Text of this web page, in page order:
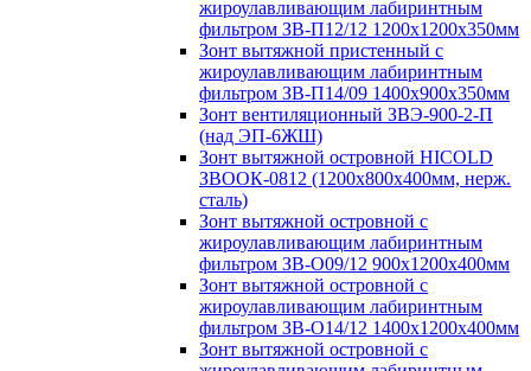
жироулавливающим лабиринтным
фильтром ЗВ-П12/12 1200х1200х350мм
Зонт вытяжной пристенный с
жироулавливающим лабиринтным
фильтром ЗВ-П14/09 1400х900х350мм
Зонт вентиляционный ЗВЭ-900-2-П
(над ЭП-6ЖШ)
Зонт вытяжной островной HICOLD
ЗВООК-0812 (1200х800x400мм, нерж.
сталь)
Зонт вытяжной островной с
жироулавливающим лабиринтным
фильтром ЗВ-О09/12 900х1200х400мм
Зонт вытяжной островной с
жироулавливающим лабиринтным
фильтром ЗВ-О14/12 1400х1200х400мм
Зонт вытяжной островной с